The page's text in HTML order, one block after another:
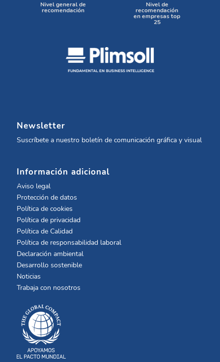
Nivel general de
recomendación
Nivel de
recomendación
en empresas top
25
Newsletter
Suscríbete a nuestro boletín de comunicación gráfica y visual
Información adicional
Aviso legal
Protección de datos
Política de cookies
Política de privacidad
Política de Calidad
Política de responsabilidad laboral
Declaración ambiental
Desarrollo sostenible
Noticias
Trabaja con nosotros